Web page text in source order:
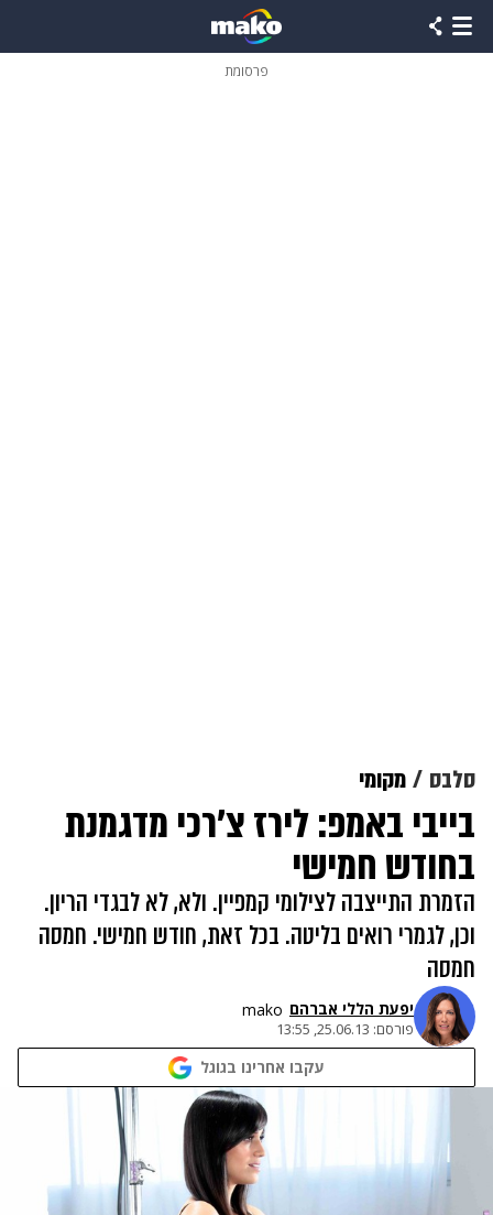
פרסומת
סלבס מקומי
בייבי באמפ: לירז צ'רכי מדגמנת
בחודש חמישי
הזמרת התייצבה לצילומי קמפיין. ולא, לא לבגדי הריון.
וכן, לגמרי רואים בליטה. בכל זאת, חודש חמישי. חמסה
חמסה
יפעת הללי אברהם mako
פורסם: 25.06.13, 13:55
עקבו אחרינו בגוגל